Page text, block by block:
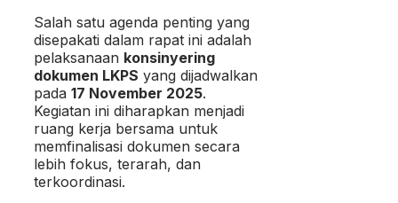
Salah satu agenda penting yang
disepakati dalam rapat ini adalah
pelaksanaan konsinyering
dokumen LKPS yang dijadwalkan
pada 17 November 2025.
Kegiatan ini diharapkan menjadi
ruang kerja bersama untuk
memfinalisasi dokumen secara
lebih fokus, terarah, dan
terkoordinasi.